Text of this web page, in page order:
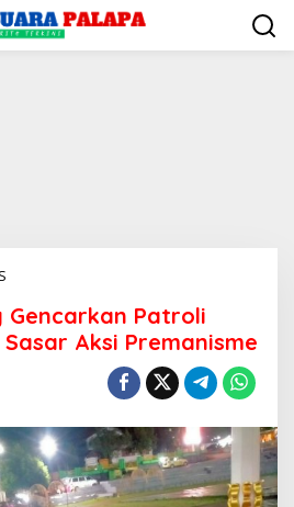
Gencarkan
Patroli
Aksi
Premanisme
Gencarkan Patroli
Aksi Premanisme